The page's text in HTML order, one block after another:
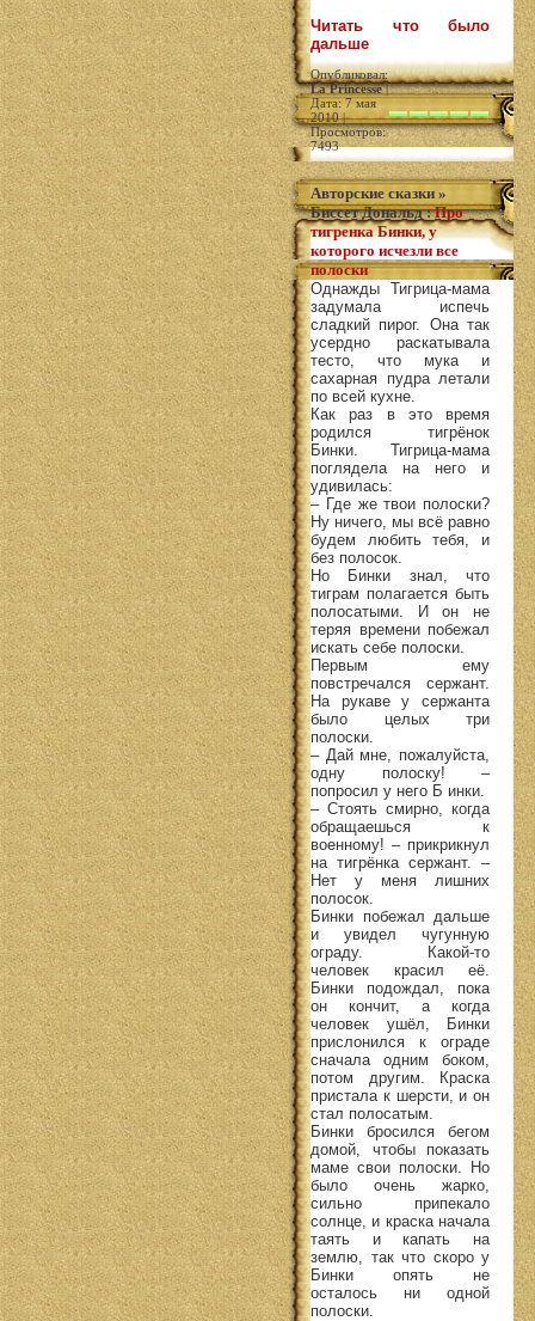
Читать что было
дальше
Опубликовал:
La Princesse|
Дата: 7 мая
2010 |
Просмотров:
7493
Авторские сказки »
Биссет Дональд:Про
тигренка Бинки, у
которого исчезли все
полоски
Однажды Тигрица-мама
задумала испечь
сладкий пирог. Она так
усердно раскатывала
тесто, что мука и
сахарная пудра летали
по всей кухне.
Как раз в это время
родился тигрёнок
Бинки. Тигрица-мама
поглядела на него и
удивилась:
– Где же твои полоски?
Ну ничего, мы всё равно
будем любить тебя, и
без полосок.
Но Бинки знал, что
тиграм полагается быть
полосатыми. И он не
теряя времени побежал
искать себе полоски.
Первым ему
повстречался сержант.
На рукаве у сержанта
было целых три
полоски.
– Дай мне, пожалуйста,
одну полоску! –
попросил у него Б инки.
– Стоять смирно, когда
обращаешься к
военному! – прикрикнул
на тигрёнка сержант. –
Нет у меня лишних
полосок.
Бинки побежал дальше
и увидел чугунную
ограду. Какой-то
человек красил её.
Бинки подождал, пока
он кончит, а когда
человек ушёл, Бинки
прислонился к ограде
сначала одним боком,
потом другим. Краска
пристала к шерсти, и он
стал полосатым.
Бинки бросился бегом
домой, чтобы показать
маме свои полоски. Но
было очень жарко,
сильно припекало
солнце, и краска начала
таять и капать на
землю, так что скоро у
Бинки опять не
осталось ни одной
полоски.